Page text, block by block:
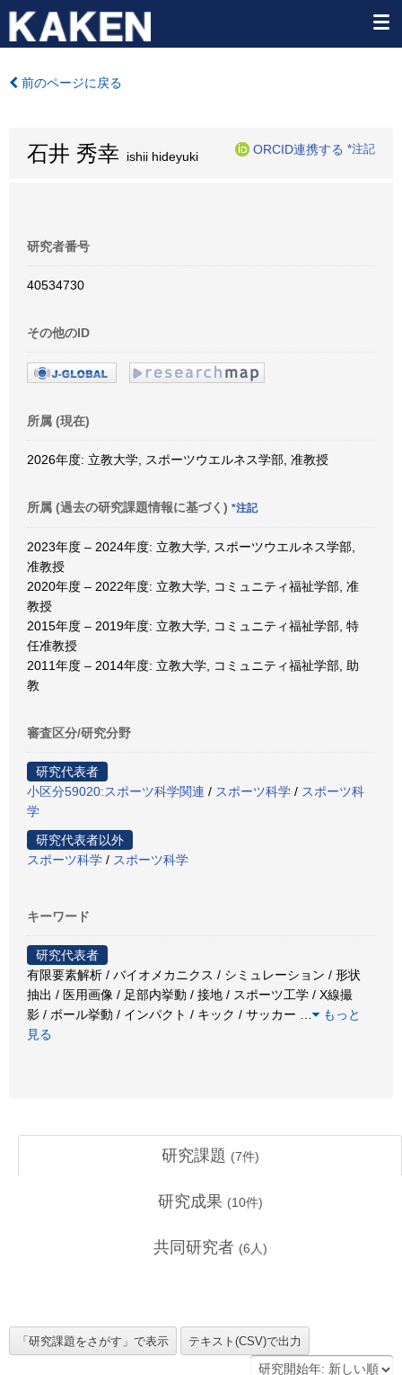
前のページに戻る
石井 秀幸 ishii hideyuki
ORCID連携する *注記
研究者番号
40534730
その他のID
所属 (現在)
2026年度: 立教大学, スポーツウエルネス学部, 准教授
所属 (過去の研究課題情報に基づく) *注記
2023年度 – 2024年度: 立教大学, スポーツウエルネス学部,
准教授
2020年度 – 2022年度: 立教大学, コミュニティ福祉学部, 准
教授
2015年度 – 2019年度: 立教大学, コミュニティ福祉学部, 特
任准教授
2011年度 – 2014年度: 立教大学, コミュニティ福祉学部, 助
教
審査区分/研究分野
研究代表者
小区分59020:スポーツ科学関連 / スポーツ科学 / スポーツ科
学
研究代表者以外
スポーツ科学 / スポーツ科学
キーワード
研究代表者
有限要素解析 / バイオメカニクス / シミュレーション / 形状
抽出 / 医用画像 / 足部内挙動 / 接地 / スポーツ工学 / X線撮
影 / ボール挙動 / インパクト / キック / サッカー
もっと
見る
研究課題 (7件)
研究成果 (10件)
共同研究者 (6 人)